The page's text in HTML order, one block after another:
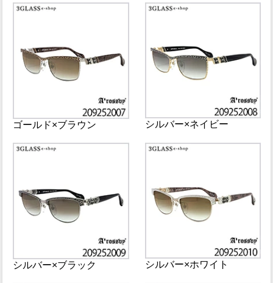
ゴールド×ブラウン シルバー×ネイビー
シルバー×ブラック シルバー×ホワイト